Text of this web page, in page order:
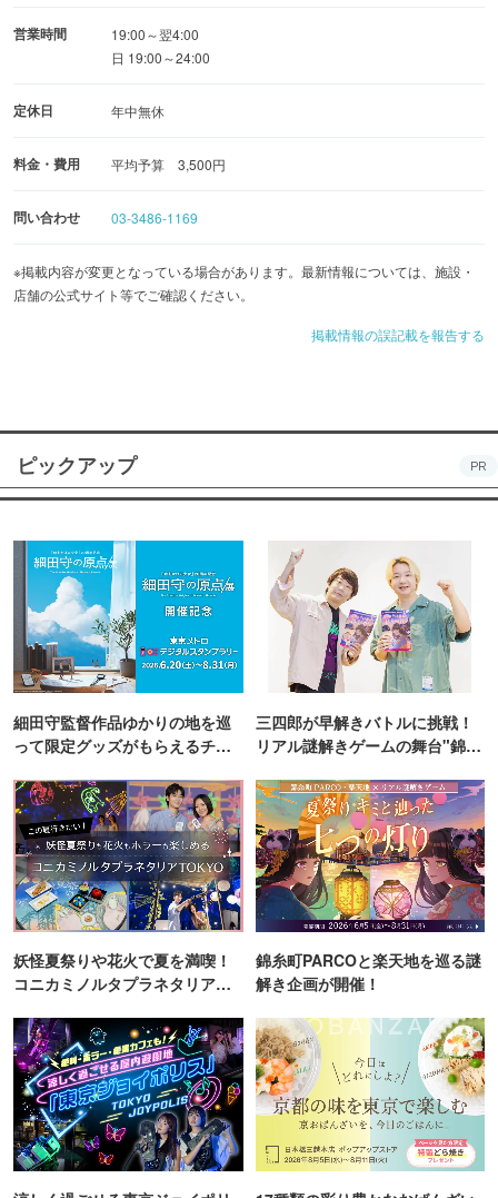
■お酒の品揃えにも自信あり■
人数、ご予算に応じてスタッフが親切サポート◎
エキサイティングなパーティーになること間違いナシ！
レッドシューズで忘れられない想い出を一緒に作りましょ
営業時間
19:00～翌4:00
日 19:00～24:00
定休日 年中無休
料金・費用 平均予算 3,500円
問い合わせ 03-3486-1169
※掲載内容が変更となっている場合があります。最新情報については、施設・
店舗の公式サイト等でご確認ください。
掲載情報の誤記載を報告する
ピックアップ PR
細田守監督作品ゆかりの地を巡
って限定グッズがもらえるチャ
三四郎が早解きバトルに挑戦！
リアル謎解きゲームの舞台"錦糸
妖怪夏祭りや花火で夏を満喫！
コニカミノルタプラネタリア
錦糸町PARCOと楽天地を巡る謎
解き企画が開催！